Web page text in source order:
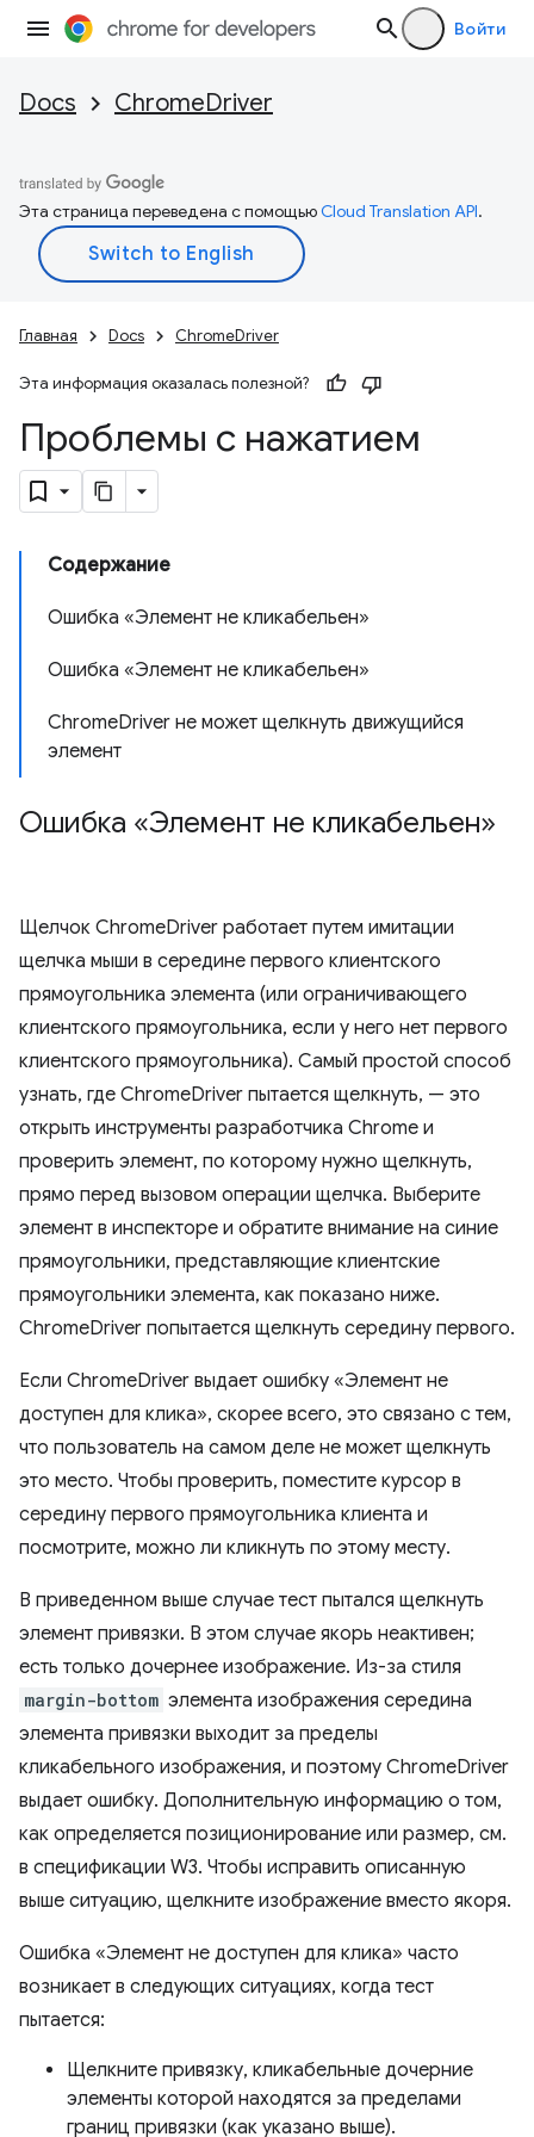
Войти
Docs ChromeDriver
Эта страница переведена с помощьюCloud Translation API.
Главная Docs ChromeDriver
Эта информация оказалась полезной?
Проблемы с нажатием
Содержание
Ошибка «Элемент не кликабельен»
Ошибка «Элемент не кликабельен»
ChromeDriver не может щелкнуть движущийся
элемент
Ошибка «Элемент не кликабельен»
Щелчок ChromeDriver работает путем имитации
щелчка мыши в середине первого клиентского
прямоугольника элемента (или ограничивающего
клиентского прямоугольника, если у него нет первого
клиентского прямоугольника). Самый простой способ
узнать, где ChromeDriver пытается щелкнуть, — это
открыть инструменты разработчика Chrome и
проверить элемент, по которому нужно щелкнуть,
прямо перед вызовом операции щелчка. Выберите
элемент в инспекторе и обратите внимание на синие
прямоугольники, представляющие клиентские
прямоугольники элемента, как показано ниже.
ChromeDriver попытается щелкнуть середину первого.
Если ChromeDriver выдает ошибку «Элемент не
доступен для клика», скорее всего, это связано с тем,
что пользователь на самом деле не может щелкнуть
это место. Чтобы проверить, поместите курсор в
середину первого прямоугольника клиента и
посмотрите, можно ли кликнуть по этому месту.
В приведенном выше случае тест пытался щелкнуть
элемент привязки. В этом случае якорь неактивен;
есть только дочернее изображение. Из-за стиля
margin-bottom элемента изображения середина
элемента привязки выходит за пределы
кликабельного изображения, и поэтому ChromeDriver
выдает ошибку. Дополнительную информацию о том,
как определяется позиционирование или размер, см.
в спецификации W3. Чтобы исправить описанную
выше ситуацию, щелкните изображение вместо якоря.
Ошибка «Элемент не доступен для клика» часто
возникает в следующих ситуациях, когда тест
пытается:
Щелкните привязку, кликабельные дочерние
элементы которой находятся за пределами
границ привязки (как указано выше).